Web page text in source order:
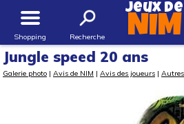
Shopping Recherche
Jeux de
NIM
Jungle speed 20 ans
Galerie photo | Avis de NIM | Avis des joueurs |